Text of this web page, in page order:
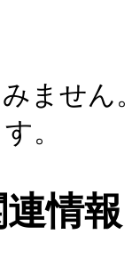
ません
。
情報